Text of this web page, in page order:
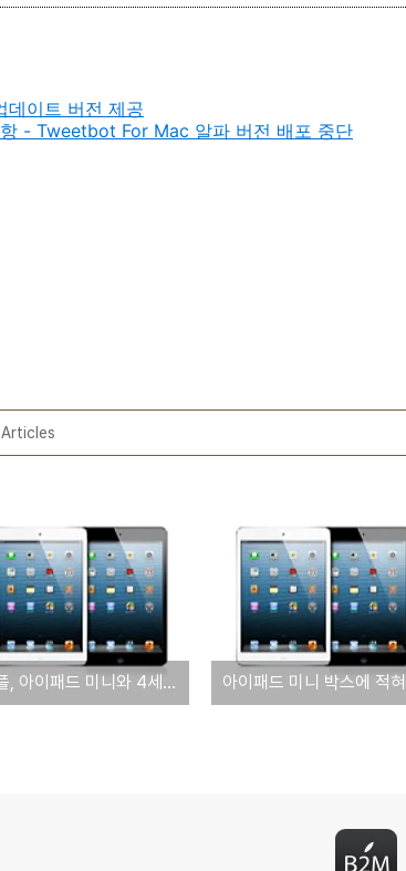
이트 버전 제공
- Tweetbot For Mac 알파 버전 배포 중단
애플, 아이패드 미니와 4세대 아이패드 출시 3일 만에 3백만대 판매